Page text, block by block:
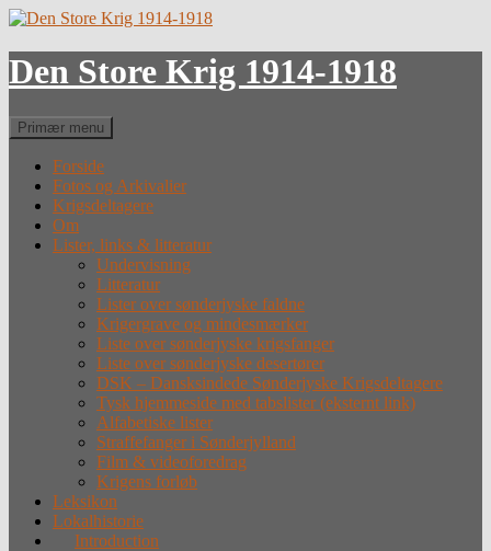
Hop
indhold
Den Store Krig 1914-1918
Søg
Primær menu
Forside
Fotos og Arkivalier
Krigsdeltagere
Om
Lister, links & litteratur
Undervisning
Litteratur
Lister over sønderjyske faldne
Krigergrave og mindesmærker
Liste over sønderjyske krigsfanger
Liste over sønderjyske desertører
DSK – Dansksindede Sønderjyske Krigsdeltagere
Tysk hjemmeside med tabslister (eksternt link)
Alfabetiske lister
Straffefanger i Sønderjylland
Film & videoforedrag
Krigens forløb
Leksikon
Lokalhistorie
Introduction